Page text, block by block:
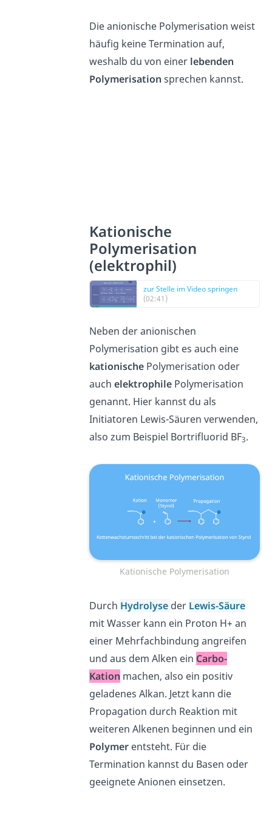
Die anionische Polymerisation weist
häufig keine Termination auf,
weshalb du von einer lebenden
Polymerisation sprechen kannst.
Kationische
Polymerisation
(elektrophil)
zur Stelle im Video springen
(02:41)
Neben der anionischen
Polymerisation gibt es auch eine
kationische Polymerisation oder
auchelektrophile Polymerisation
genannt. Hier kannst du als
Initiatoren Lewis-Säuren verwenden,
also zum Beispiel Bortrifluorid BF3.
Kationische Polymerisation
Durch Hydrolyse der Lewis-Säure
mit Wasser kann ein Proton H+ an
einer Mehrfachbindung angreifen
und aus dem Alken ein Carbo-
Kation machen, also ein positiv
geladenes Alkan. Jetzt kann die
Propagation durch Reaktion mit
weiteren Alkenen beginnen und ein
Polymer entsteht. Für die
Termination kannst du Basen oder
geeignete Anionen einsetzen.